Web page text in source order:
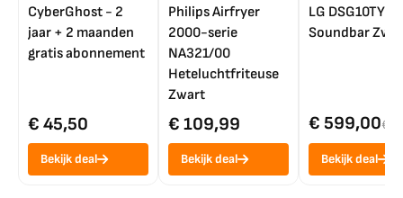
CyberGhost - 2
jaar + 2 maanden
gratis abonnement
€ 45,50
Bekijk deal
Philips Airfryer
2000-serie
NA321/00
Heteluchtfriteuse
Zwart
€ 109,99
Bekijk deal
LG DSG10TY
Soundbar
€ 599,00€
Bekijk deal